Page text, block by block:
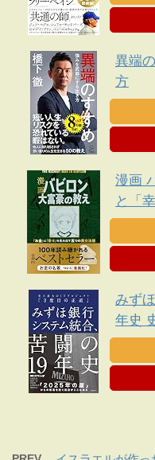
異端
方
漫画
と「
則
みず
年史
目の